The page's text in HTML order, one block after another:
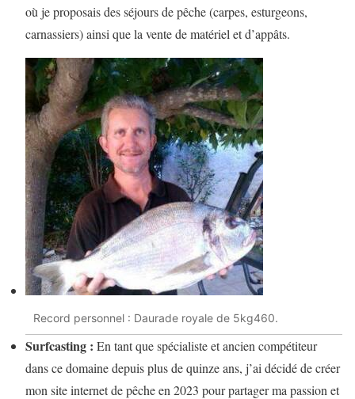
où je proposais des séjours de pêche (carpes, esturgeons,
carnassiers) ainsi que la vente de matériel et d’appâts.
Record personnel : Daurade royale de 5kg460.
Surfcasting : En tant que spécialiste et ancien compétiteur
dans ce domaine depuis plus de quinze ans, j’ai décidé de créer
mon site internet de pêche en 2023 pour partager ma passion et